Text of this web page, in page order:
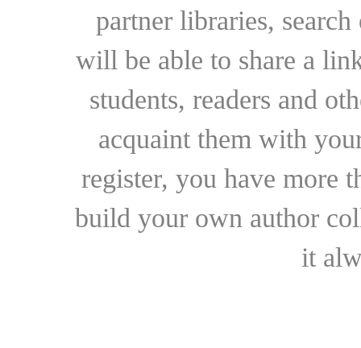
partner libraries,
will be able to share a
students, readers and
acquaint them with
register, you have more
build your own author
it